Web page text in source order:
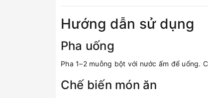
Hướng dẫn sử dụng
Pha uống
Pha 1–2 muỗng bột với nước ấm để uống.
Chế biến món ăn